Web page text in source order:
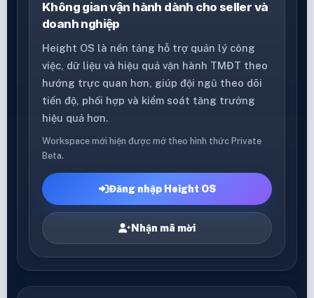
Không gian vận hành dành cho seller và
doanh nghiệp
Height OS là nền tảng hỗ trợ quản lý công
việc, dữ liệu và hiệu quả vận hành TMĐT theo
hướng trực quan hơn, giúp đội ngũ theo dõi
tiến độ, phối hợp và kiểm soát tăng trưởng
hiệu quả hơn.
Workspace mới hiện được mở theo hình thức Private
Beta.
Đăng nhập Height OS
Nhận mã mời